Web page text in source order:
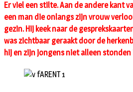
Er viel een stilte. Aan de andere kant
een man die onlangs zijn vrouw
gezin. Hij keek naar de
was zichtbaar geraakt door de
hij en zijn jongens niet alleen